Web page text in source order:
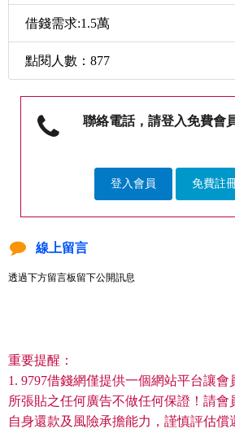
借錢需求:1.5萬
點閱人數：877
聯絡電話，請登入免費會
登入會員 免費註
線上留言
透過下方留言板留下公開訊息
重要提醒：
1. 9797借錢網僅提供一個網站平台讓會
所張貼之任何廣告不做任何保證！請會
自身還款及風險承擔能力，謹慎評估償